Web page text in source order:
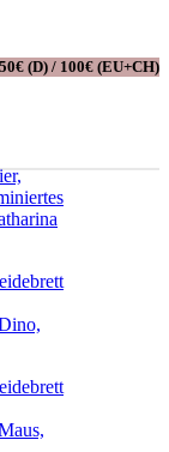
(D) / 100€ (EU+CH)